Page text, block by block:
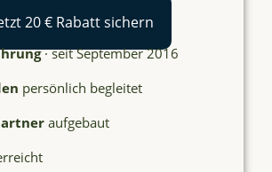
20 € Rabatt sichern
· seit September 2016
persönlich begleitet
aufgebaut